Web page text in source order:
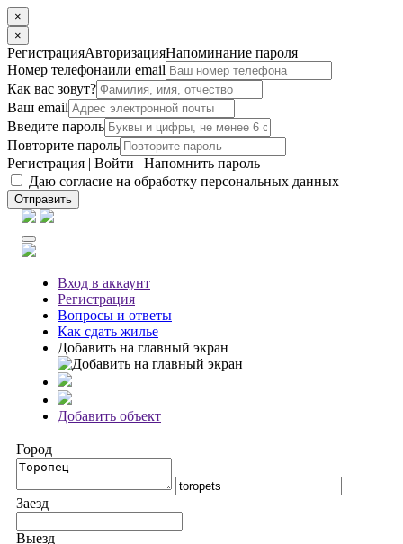
×
×
РегистрацияАвторизацияНапоминание пароля
Номер телефонаили email
Как вас зовут?
Ваш email
Введите пароль
Повторите пароль
Регистрация | Войти | Напомнить пароль
Даю согласие на обработку персональных данных
Отправить
Вход в аккаунт
Регистрация
Вопросы и ответы
Как сдать жилье
Добавить на главный экран
Добавить объект
Город
Заезд
Выезд